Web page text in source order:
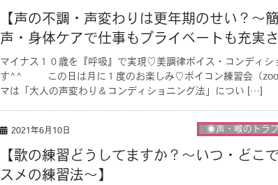
【声の不調・声変わりは更年期のせい？〜
声・身体ケアで仕事もプライベートも充実
マイナス１０歳を『呼吸』で実現♡美調律ボイス・コンディシ
す^^ この日は月に１度のお楽しみ♡ボイコン練習会（
マは「大人の声変わり＆コンディショニング法」につい […]
2021年6月10日 ◉声・喉のトラ
【歌の練習どうしてますか？〜いつ・どこ
スメの練習法〜】